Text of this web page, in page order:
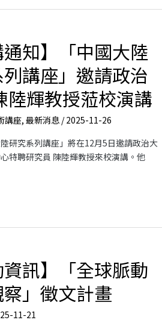
通知】「中國大陸
講座」邀請政治
陸輝教授蒞校演講
講座, 最新消息 /2025-11-26
研究系列講座」將在12月5日邀請政治大
特聘研究員 陳陸輝教授來校演講。他
資訊】「全球脈動
」徵文計畫
11-21